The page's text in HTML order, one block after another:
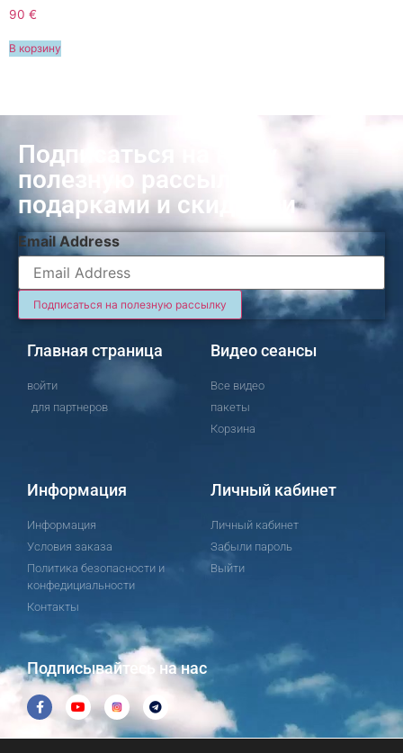
90 €
В корзину
Подписаться на нашу
полезную рассылку с
подарками и скидками
Email Address
Главная страница
войти
для партнеров
Видео сеансы
Все видео
пакеты
Корзина
Информация
Информация
Условия заказа
Политика безопасности и
конфедициальности
Контакты
Личный кабинет
Личный кабинет
Забыли пароль
Выйти
Подписывайтесь на нас